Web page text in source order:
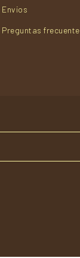
Envios
Preguntas